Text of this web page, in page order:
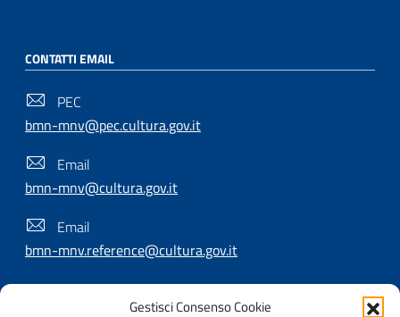
Gestisci Consenso Cookie
CONTATTI EMAIL
PEC
bmn-mnv@pec.cultura.gov.it
Email
bmn-mnv@cultura.gov.it
Email
bmn-mnv.reference@cultura.gov.it